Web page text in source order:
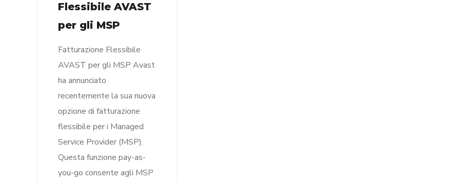
Flessibile AVAST
per gli MSP
Fatturazione Flessibile
AVAST per gli MSP Avast
ha annunciato
recentemente la sua nuova
opzione di fatturazione
flessibile per i Managed
Service Provider (MSP).
Questa funzione pay-as-
you-go consente agli MSP